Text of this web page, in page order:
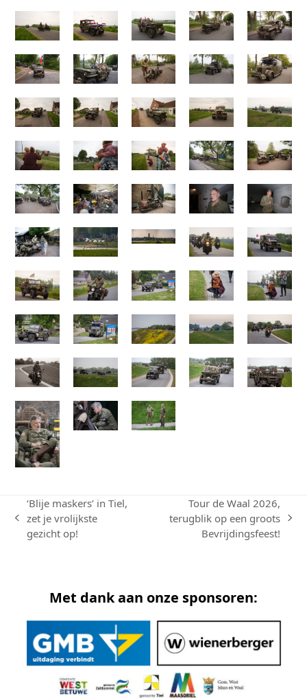
previous
post:
‘Blije maskers’ in Tiel,
zet je vrolijkste
gezicht op!
Tour de Waal 2026,
terugblik op een groots
Bevrijdingsfeest!
Met dank aan onze sponsoren: